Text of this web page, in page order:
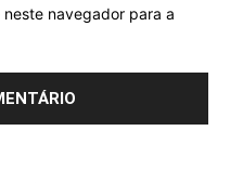
navegador para a